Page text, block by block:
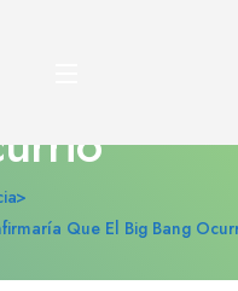
que
que el
Que El Big Bang